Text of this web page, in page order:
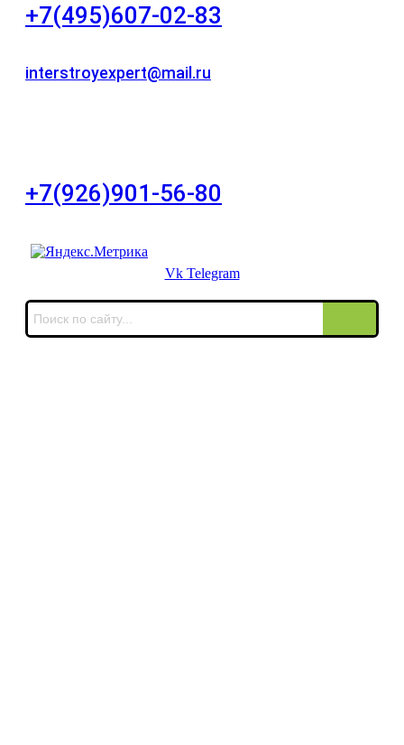
+7(495)607-02-83
interstroyexpert@mail.ru
+7(926)901-56-80
Vk Telegram